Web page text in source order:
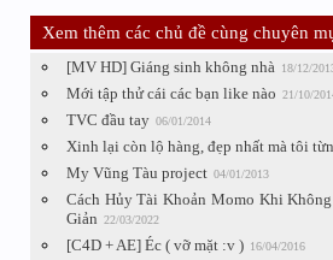
Xem thêm các chủ đề cùng chuyên
[MV HD] Giáng sinh không nhà 18/12/
Mới tập thử cái các bạn like nào 21/10/
TVC đầu tay 06/01/2014
Xinh lại còn lộ hàng, đẹp nhất mà tôi
My Vũng Tàu project 04/01/2013
Cách Hủy Tài Khoản Momo Khi
Giản 22/03/2022
[C4D + AE] Éc ( vỡ mặt :v ) 16/04/2016